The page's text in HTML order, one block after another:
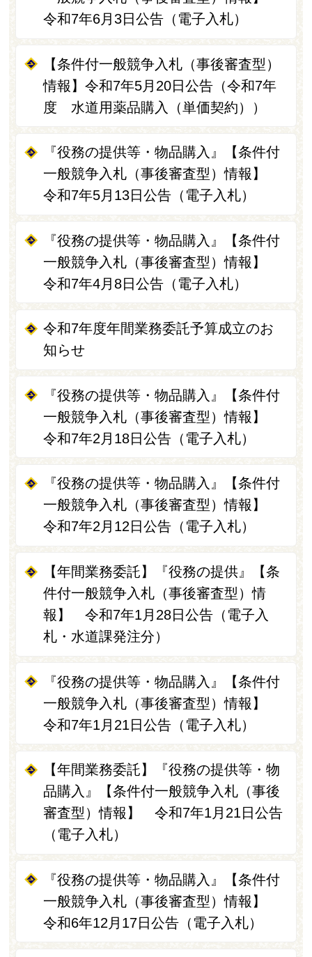
令和7年6月3日公告（電子入札）
【条件付一般競争入札（事後審査型）
情報】令和7年5月20日公告（令和7年
度 水道用薬品購入（単価契約））
『役務の提供等・物品購入』【条件付
一般競争入札（事後審査型）情報】
令和7年5月13日公告（電子入札）
『役務の提供等・物品購入』【条件付
一般競争入札（事後審査型）情報】
令和7年4月8日公告（電子入札）
令和7年度年間業務委託予算成立のお
知らせ
『役務の提供等・物品購入』【条件付
一般競争入札（事後審査型）情報】
令和7年2月18日公告（電子入札）
『役務の提供等・物品購入』【条件付
一般競争入札（事後審査型）情報】
令和7年2月12日公告（電子入札）
【年間業務委託】『役務の提供』【条
件付一般競争入札（事後審査型）情
報】 令和7年1月28日公告（電子入
札・水道課発注分）
『役務の提供等・物品購入』【条件付
一般競争入札（事後審査型）情報】
令和7年1月21日公告（電子入札）
【年間業務委託】『役務の提供等・物
品購入』【条件付一般競争入札（事後
審査型）情報】 令和7年1月21日公告
（電子入札）
『役務の提供等・物品購入』【条件付
一般競争入札（事後審査型）情報】
令和6年12月17日公告（電子入札）